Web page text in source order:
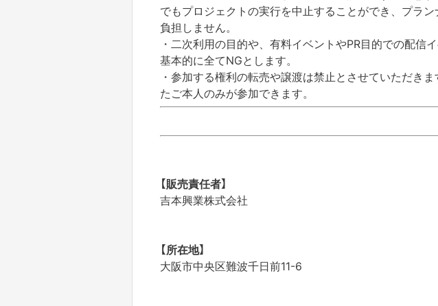
でもプロジェクトの実行を中止することができ、プラ
負担しません。
・二次利用の目的や、有料イベントやPR目的での配信
基本的に全てNGとします。
・参加する権利の転売や譲渡は禁止とさせていただき
たご本人のみが参加できます。
【販売責任者】
吉本興業株式会社
【所在地】
大阪市中央区難波千日前11-6